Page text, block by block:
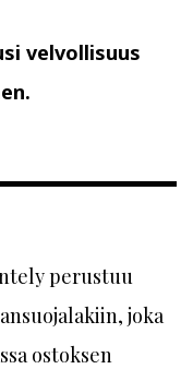
velvollisuus
perustuu
joka
ostoksen